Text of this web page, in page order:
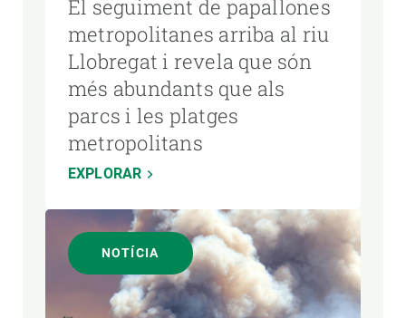
El seguiment de papallones
metropolitanes arriba al riu
Llobregat i revela que són
més abundants que als
parcs i les platges
metropolitans
EXPLORAR
NOTÍCIA